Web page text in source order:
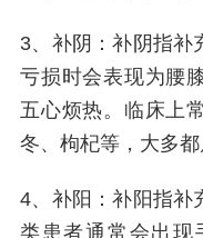
3、补阴：补阴指补
亏损时会表现为腰
五心烦热。临床上
冬、枸杞等，大多
4、补阳：补阳指补
类患者通常会出现